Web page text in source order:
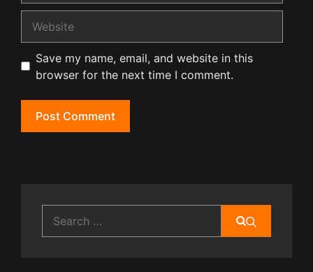
Save my name, email, and website in this
browser for the next time I comment.
for: